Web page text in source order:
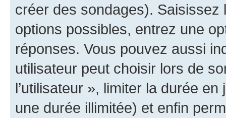
créer des sondages).
options possibles, entrez une
réponses. Vous pouvez aussi
utilisateur peut choisir lors de
l’utilisateur », limiter la durée
une durée illimitée) et enfin